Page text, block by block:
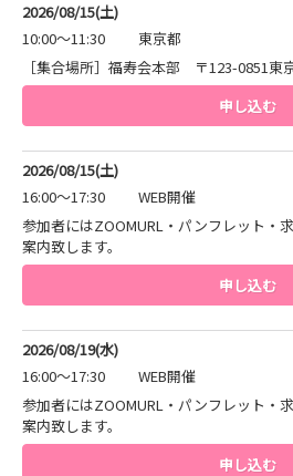
2026/08/15(土)
10:00～11:30
東京都
［集合場所］福寿会本部 〒123-0851東
申し込む
2026/08/15(土)
16:00～17:30
WEB開催
参加者にはZOOMURL・パンフレット・
案内致します。
申し込む
2026/08/19(水)
16:00～17:30
WEB開催
参加者にはZOOMURL・パンフレット・
案内致します。
申し込む